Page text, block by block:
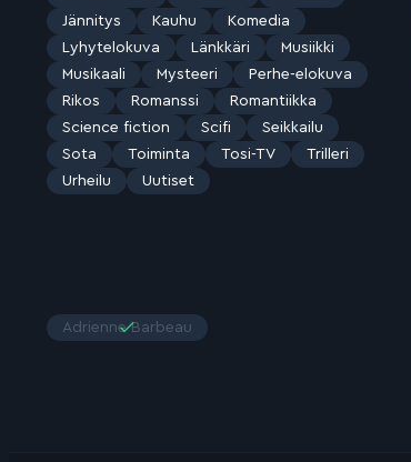
Jännitys
Kauhu
Komedia
Lyhytelokuva
Länkkäri
Musiikki
Musikaali
Mysteeri
Perhe-elokuva
Rikos
Romanssi
Romantiikka
Science fiction
Scifi
Seikkailu
Sota
Toiminta Tosi-TV
Trilleri
Urheilu
Uutiset
Adrienne Barbeau